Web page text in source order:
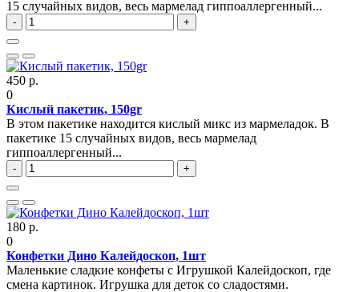
15 случайных видов, весь мармелад гиппоаллергенный...
- +
450 р.
0
Кислый пакетик, 150gr
В этом пакетике находится кислый микс из мармеладок. В
пакетике 15 случайных видов, весь мармелад
гиппоаллергенный...
- +
180 р.
0
Конфетки Дино Калейдоскоп, 1шт
Маленькие сладкие конфеты с Игрушкой Калейдоскоп, где
смена картинок. Игрушка для деток со сладостями.